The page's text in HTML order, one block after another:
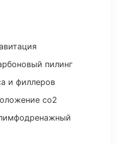
пилинг
и филлеров
co2